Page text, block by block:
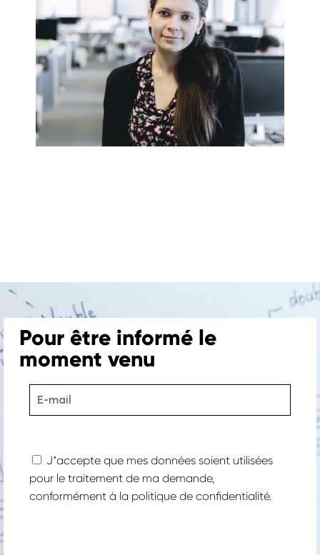
Pour être informé le
moment venu
Jʼaccepte que mes données soient utilisées
pour le traitement de ma demande,
conformément à la politique de confidentialité.